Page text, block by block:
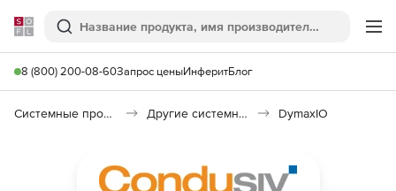
Softline
Поиск
8 (800) 200-08-60Запрос ценыИнферитБлог
Системные программы Другие системные утилиты DymaxIO